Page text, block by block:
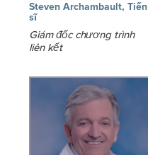
Steven Archambault, Tiến
sĩ
Giám đốc chương trình
liên kết